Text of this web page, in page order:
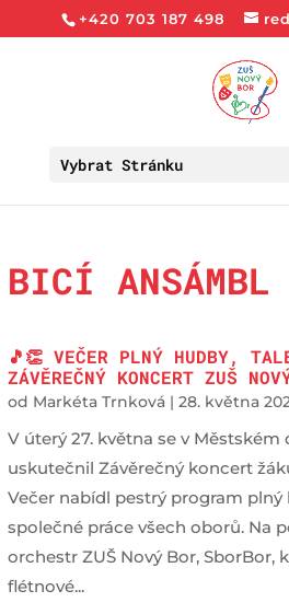
+420 703 187 498
Vybrat Stránku
BICÍ ANSÁMBL
🎵👏 VEČER PLNÝ HUDBY,
ZÁVĚREČNÝ KONCERT ZUŠ
od Markéta Trnková| 28. května
V úterý 27. května se v
uskutečnil Závěrečný koncert
Večer nabídl pestrý program plný
společné práce všech oborů. Na
orchestr ZUŠ Nový Bor, SborBor,
flétnové...